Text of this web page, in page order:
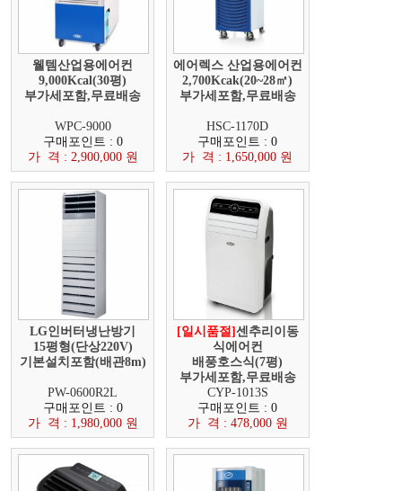
웰템산업용에어컨
9,000Kcal(30평)
부가세포함,무료배송
WPC-9000
구매포인트 : 0
가 격 : 2,900,000 원
에어렉스 산업용에어컨
2,700Kcak(20~28㎡)
부가세포함,무료배송
HSC-1170D
구매포인트 : 0
가 격 : 1,650,000 원
LG인버터냉난방기
15평형(단상220V)
기본설치포함(배관8m)
PW-0600R2L
구매포인트 : 0
가 격 : 1,980,000 원
[일시품절] 센추리이동
식에어컨
배풍호스식(7평)
부가세포함,무료배송
CYP-1013S
구매포인트 : 0
가 격 : 478,000 원